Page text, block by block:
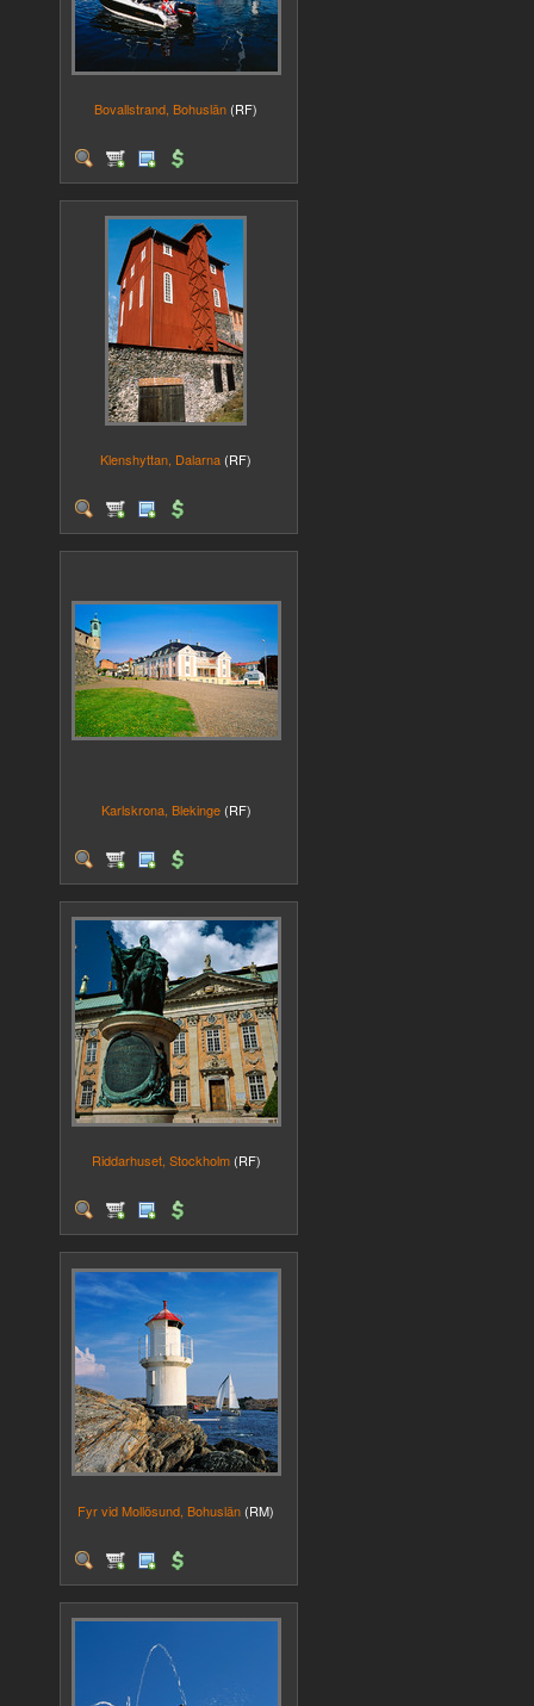
Bovallstrand, Bohuslän (RF)
Klenshyttan, Dalarna (RF)
Karlskrona, Blekinge (RF)
Riddarhuset, Stockholm (RF)
Fyr vid Mollösund, Bohuslän (RM)